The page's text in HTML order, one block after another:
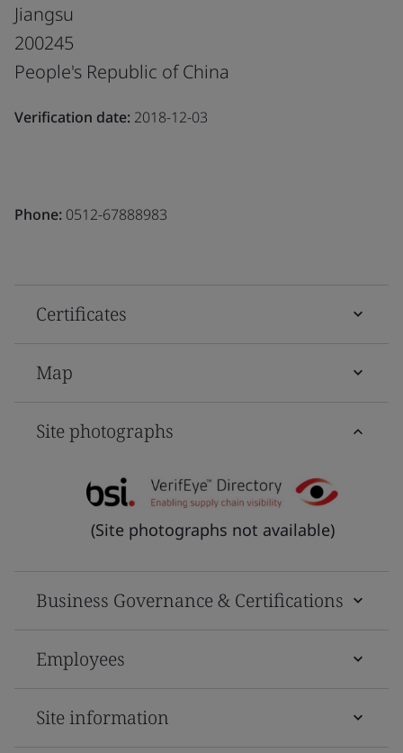
Jiangsu
200245
People's Republic of China
Verification date: 2018-12-03
Phone: 0512-67888983
Certificates
Map
Site photographs
(Site photographs not available)
Business Governance & Certifications
Employees
Site information